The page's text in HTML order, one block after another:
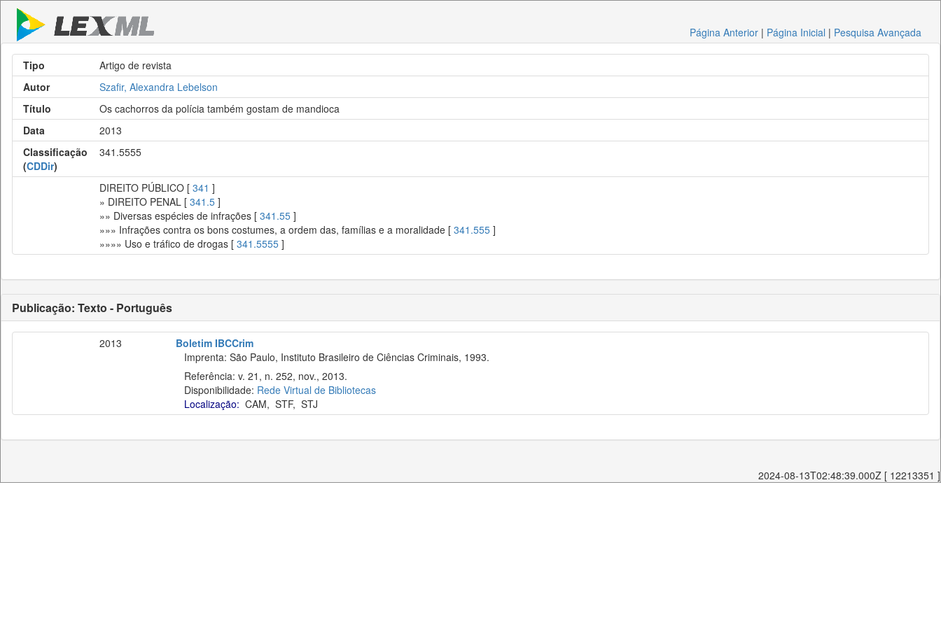
Página Anterior | Página Inicial | Pesquisa Avançada
Tipo
Artigo de revista
Autor
Szafir, Alexandra Lebelson
Título
Os cachorros da polícia também gostam de mandioca
Data
2013
Classificação
(CDDir)
341.5555
DIREITO PÚBLICO [ 341 ]
» DIREITO PENAL [ 341.5 ]
»» Diversas espécies de infrações [ 341.55 ]
»»» Infrações contra os bons costumes, a ordem das, famílias e a moralidade [ 341.555 ]
»»»» Uso e tráfico de drogas [ 341.5555 ]
Publicação: Texto - Português
2013
Boletim IBCCrim
Imprenta: São Paulo, Instituto Brasileiro de Ciências Criminais, 1993.
Referência: v. 21, n. 252, nov., 2013.
Disponibilidade: Rede Virtual de Bibliotecas
Localização: CAM, STF, STJ
2024-08-13T02:48:39.000Z [ 12213351 ]